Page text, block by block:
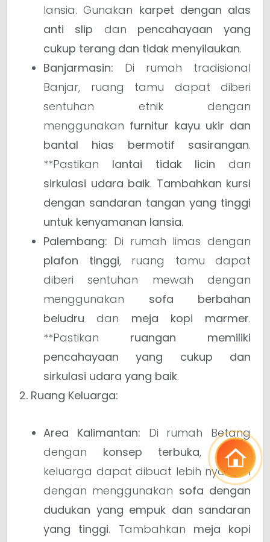
lansia. Gunakan karpet dengan alas
anti slip dan pencahayaan yang
cukup terang dan tidak menyilaukan.
Banjarmasin: Di rumah tradisional
Banjar, ruang tamu dapat diberi
sentuhan etnik dengan
menggunakan furnitur kayu ukir dan
bantal hias bermotif sasirangan.
**Pastikan lantai tidak licin dan
sirkulasi udara baik. Tambahkan kursi
dengan sandaran tangan yang tinggi
untuk kenyamanan lansia.
Palembang: Di rumah limas dengan
plafon tinggi, ruang tamu dapat
diberi sentuhan mewah dengan
menggunakan sofa berbahan
beludru dan meja kopi marmer.
**Pastikan ruangan memiliki
pencahayaan yang cukup dan
sirkulasi udara yang baik.
2. Ruang Keluarga:
Area Kalimantan: Di rumah Betang
dengan konsep terbuka, ruang
keluarga dapat dibuat lebih nyaman
dengan menggunakan sofa dengan
dudukan yang empuk dan sandaran
yang tinggi. Tambahkan meja kopi